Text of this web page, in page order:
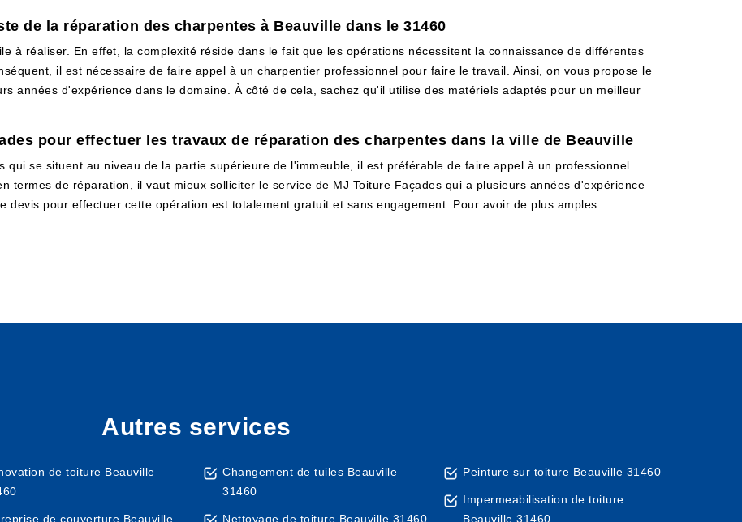
de la réparation des charpentes à Beauville dans le 31460
à réaliser. En effet, la complexité réside dans le fait que les opérations nécessitent la connaissance de différentes
il est nécessaire de faire appel à un charpentier professionnel pour faire le travail. Ainsi, on vous propose le
années d'expérience dans le domaine. À côté de cela, sachez qu'il utilise des matériels adaptés pour un meilleur
pour effectuer les travaux de réparation des charpentes dans la ville de Beauville
qui se situent au niveau de la partie supérieure de l'immeuble, il est préférable de faire appel à un professionnel.
termes de réparation, il vaut mieux solliciter le service de MJ Toiture Façades qui a plusieurs années d'expérience
devis pour effectuer cette opération est totalement gratuit et sans engagement. Pour avoir de plus amples
Autres services
de toiture Beauville
de couverture Beauville
Changement de tuiles Beauville
31460
Nettoyage de toiture Beauville 31460
Peinture sur toiture Beauville 31460
Impermeabilisation de toiture
Beauville 31460